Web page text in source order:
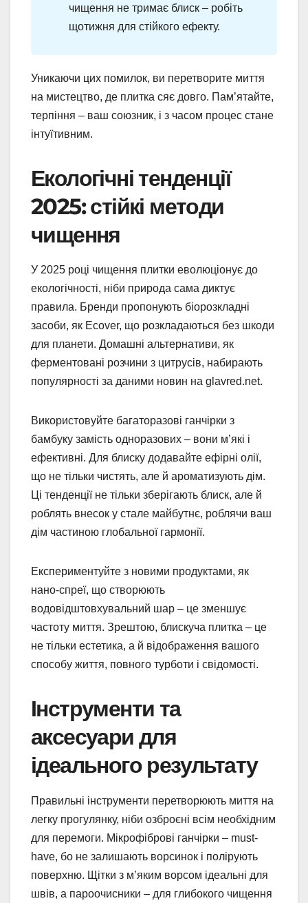
чищення не тримає блиск – робіть
щотижня для стійкого ефекту.
Уникаючи цих помилок, ви перетворите миття
на мистецтво, де плитка сяє довго. Пам’ятайте,
терпіння – ваш союзник, і з часом процес стане
інтуїтивним.
Екологічні тенденції
2025: стійкі методи
чищення
У 2025 році чищення плитки еволюціонує до
екологічності, ніби природа сама диктує
правила. Бренди пропонують біорозкладні
засоби, як Ecover, що розкладаються без шкоди
для планети. Домашні альтернативи, як
ферментовані розчини з цитрусів, набирають
популярності за даними новин на glavred.net.
Використовуйте багаторазові ганчірки з
бамбуку замість одноразових – вони м’які і
ефективні. Для блиску додавайте ефірні олії,
що не тільки чистять, але й ароматизують дім.
Ці тенденції не тільки зберігають блиск, але й
роблять внесок у стале майбутнє, роблячи ваш
дім частиною глобальної гармонії.
Експериментуйте з новими продуктами, як
нано-спреї, що створюють
водовідштовхувальний шар – це зменшує
частоту миття. Зрештою, блискуча плитка – це
не тільки естетика, а й відображення вашого
способу життя, повного турботи і свідомості.
Інструменти та
аксесуари для
ідеального результату
Правильні інструменти перетворюють миття на
легку прогулянку, ніби озброєні всім необхідним
для перемоги. Мікрофіброві ганчірки – must-
have, бо не залишають ворсинок і полірують
поверхню. Щітки з м’яким ворсом ідеальні для
швів, а пароочисники – для глибокого чищення